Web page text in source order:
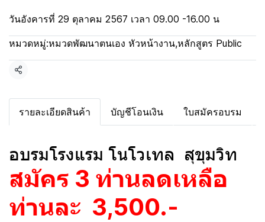
วันอังคารที่ 29 ตุลาคม 2567 เวลา 09.00 -16.00 น
หมวดหมู่:หมวดพัฒนาตนเอง หัวหน้างาน,หลักสูตร Public
แชร์
รายละเอียดสินค้า บัญชีโอนเงิน ใบสมัครอบรม
อบรมโรงแรม โนโวเทล สุขุมวิท
สมัคร 3 ท่านลดเหลือ
ท่านละ 3,500.-